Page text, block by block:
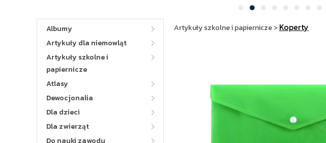
Albumy
Artykuły dla niemowląt
Artykuły szkolne i
papiernicze
Atlasy
Dewocjonalia
Dla dzieci
Dla zwierząt
Do nauki zawodu
Artykuły szkolne i papiernicze>Koperty